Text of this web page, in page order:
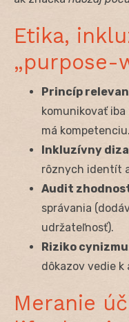
Etika,
„purpose-
Princíp
komunikovať iba
má kompetenciu.
Inkluzívny
rôznych identít
Audit
správania
udržateľnosť).
Riziko cynizmu
dôkazov vedie
Meranie